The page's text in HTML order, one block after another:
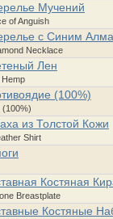
Мучений
of Anguish
с Синим
Necklace
Лен
Hemp
(100%)
(100%)
из Толстой Кожи
Shirt
Костяная
Breastplate
Костяные